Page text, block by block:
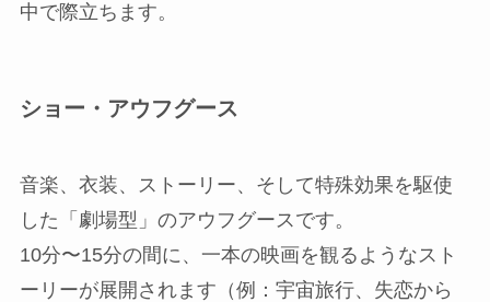
中で際立ちます。
ショー・アウフグース
音楽、衣装、ストーリー、そして特殊効果を駆使
した「劇場型」のアウフグースです。
10分〜15分の間に、一本の映画を観るようなスト
ーリーが展開されます（例：宇宙旅行、失恋から